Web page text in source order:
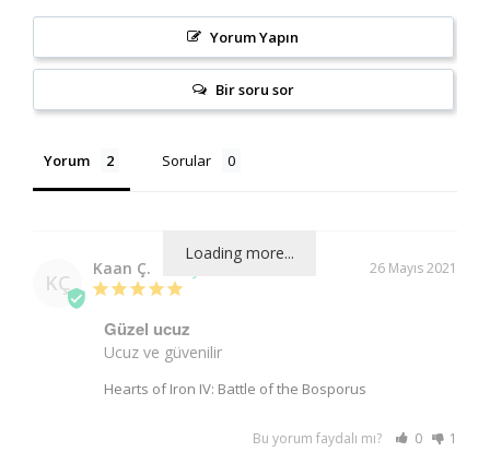
Yorum Yapın
Bir soru sor
Yorum Sorular
Loading more...
KÇ
26 Mayıs 2021
Kaan Ç.
Güzel ucuz
Ucuz ve güvenilir
Hearts of Iron IV: Battle of the Bosporus
Bu yorum faydalı mı? 0 1